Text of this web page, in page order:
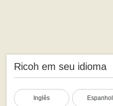
Ricoh em seu idioma
Inglês Espanhol